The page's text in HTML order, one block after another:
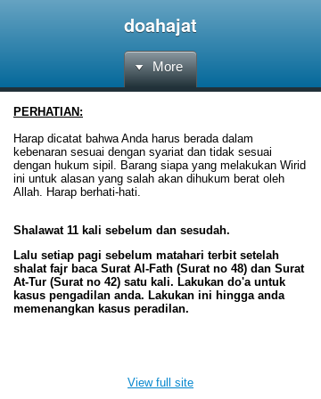
doahajat
More
PERHATIAN:
Harap dicatat bahwa Anda harus berada dalam
kebenaran sesuai dengan syariat dan tidak sesuai
dengan hukum sipil. Barang siapa yang melakukan Wirid
ini untuk alasan yang salah akan dihukum berat oleh
Allah. Harap berhati-hati.
Shalawat 11 kali sebelum dan sesudah.
Lalu setiap pagi sebelum matahari terbit setelah
shalat fajr baca Surat Al-Fath (Surat no 48) dan Surat
At-Tur (Surat no 42) satu kali. Lakukan do'a untuk
kasus pengadilan anda. Lakukan ini hingga anda
memenangkan kasus peradilan.
View full site